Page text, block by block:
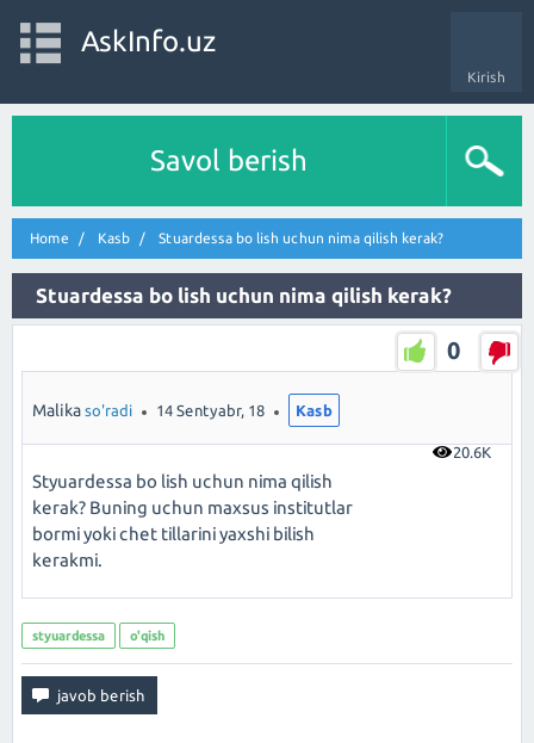
Kirish
AskInfo.uz
Savol berish
Home Kasb Stuardessa bo lish uchun nima qilish kerak?
Stuardessa bo lish uchun nima qilish kerak?
0
20.6K
Malika so'radi 14 Sentyabr, 18 Kasb
Styuardessa bo lish uchun nima qilish
kerak? Buning uchun maxsus institutlar
bormi yoki chet tillarini yaxshi bilish
kerakmi.
styuardessa o'qish